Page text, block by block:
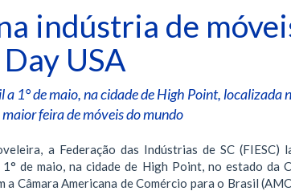
indústria de
USA
a 1° de maio, na cidade de High Point, localizada
feira de móveis do mundo
a Federação das Indústrias de SC (FIESC)
de maio, na cidade de High Point, no estado da
a Câmara Americana de Comércio para o Brasil